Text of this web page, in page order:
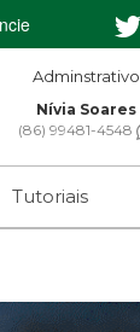
Adminstrativo
Nívia Soares
(86) 99481-4548
Tutoriais